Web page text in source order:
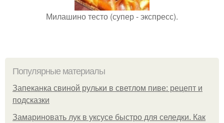
Милашино тесто (супер - экспресс).
Популярные материалы
Запеканка свиной рульки в светлом пиве: рецепт и
подсказки
Замариновать лук в уксусе быстро для селедки. Как